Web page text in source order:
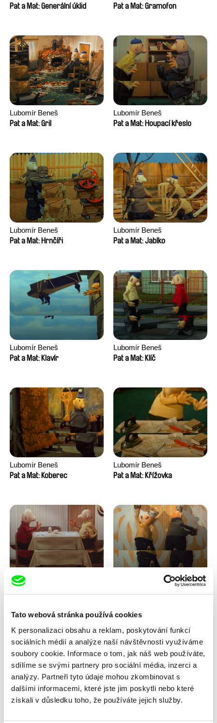
Tato webová stránka používá cookies
K personalizaci obsahu a reklam, poskytování funkcí
sociálních médií a analýze naší návštěvnosti využíváme
soubory cookie. Informace o tom, jak náš web používáte,
sdílíme se svými partnery pro sociální média, inzerci a
analýzy. Partneři tyto údaje mohou zkombinovat s
dalšími informacemi, které jste jim poskytli nebo které
získali v důsledku toho, že používáte jejich služby.
Pat a Mat: Generální úklid
Pat a Mat: Gramofon
Lubomír Beneš
Pat a Mat: Gril
Lubomír Beneš
Pat a Mat: Houpací křeslo
Lubomír Beneš
Pat a Mat: Hrnčíři
Lubomír Beneš
Pat a Mat: Jablko
Lubomír Beneš
Pat a Mat: Klavír
Lubomír Beneš
Pat a Mat: Klíč
Lubomír Beneš
Pat a Mat: Koberec
Lubomír Beneš
Pat a Mat: Křížovka
Lubomír Beneš
Pat a Mat: Kuťáci
Pat a Mat: Malování
Lubomír Beneš
Lubomír Beneš